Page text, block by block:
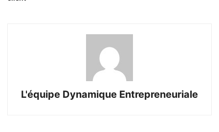
L'équipe Dynamique Entrepreneuriale